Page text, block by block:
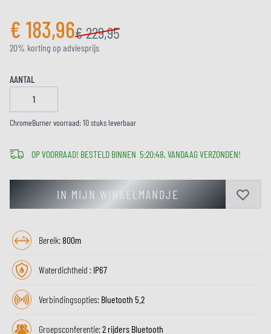
€ 183,96€ 229,95
20% korting op adviesprijs
AANTAL
ChromeBurner voorraad: 10 stuks leverbaar
OP VOORRAAD! BESTELD BINNEN 5:20:48, VANDAAG VERZONDEN!
IN MIJN WINKELMANDJE
Bereik:800m
Waterdichtheid : IP67
Verbindingsopties: Bluetooth 5.2
Groepsconferentie:2 rijders Bluetooth